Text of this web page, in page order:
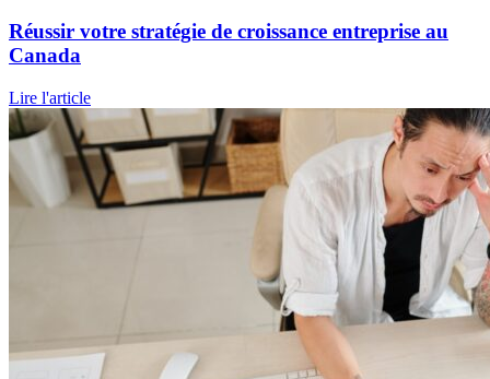
Réussir votre stratégie de croissance entreprise au
Canada
Lire l'article